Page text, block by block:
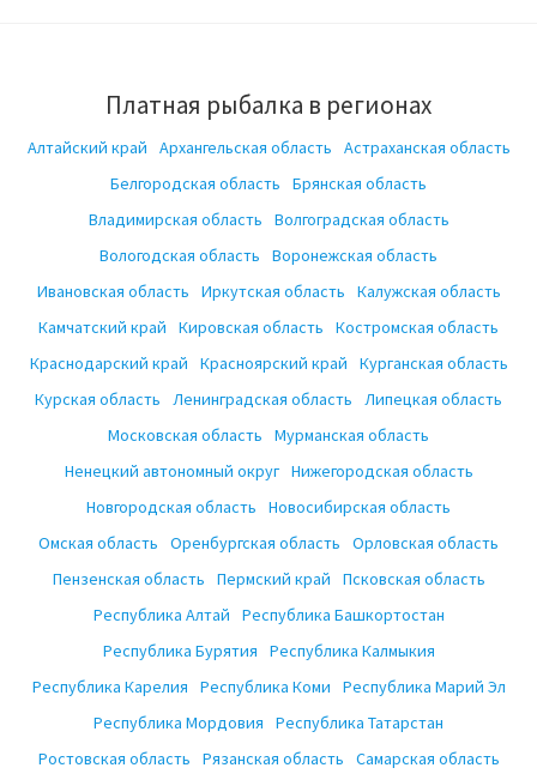
Платная рыбалка в регионах
Алтайский край Архангельская область
Астраханская область
Белгородская область
Брянская область
Владимирская область
Волгоградская область
Вологодская область
Воронежская область
Ивановская область
Иркутская область
Калужская область
Камчатский край
Кировская область
Костромская область
Краснодарский край
Красноярский край
Курганская область
Курская область
Ленинградская область
Липецкая область
Московская область
Мурманская область
Ненецкий автономный округ Нижегородская область
Новгородская область
Новосибирская область
Омская область
Оренбургская область
Орловская область
Пензенская область
Пермский край
Псковская область
Республика Алтай
Республика Башкортостан
Республика Бурятия
Республика Калмыкия
Республика Карелия
Республика Коми
Республика Марий Эл
Республика Мордовия
Республика Татарстан
Ростовская область
Рязанская область Самарская область